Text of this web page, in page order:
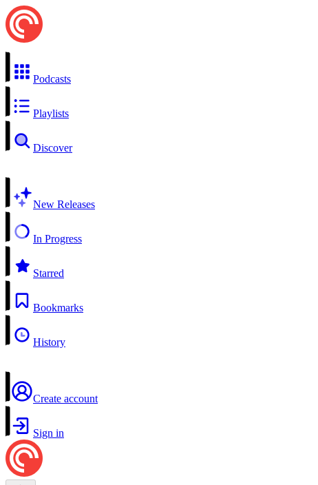
Podcasts
Playlists
Discover
New Releases
In Progress
Starred
Bookmarks
History
Create account
Sign in